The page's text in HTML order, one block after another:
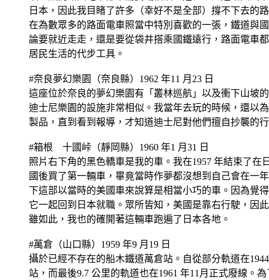
日本，因此我目睹了許多（幸好不是全部）撐不下去的
在為數眾多的路面電車照當中特別喜歡的一張，鐵道與
論要就近走走，還是要從袋井搭乘國鐵遠行，路面電車
居民生活的代步工具。
#奈良夢幻樂園（奈良縣）1962 年11 月23 日
這座位於奈良的夢幻樂園有「叢林巡航」以及衝下山坡
迪士尼樂園的設施非常相似。我當年去玩的時候，還以
製品，直到看到報導，才知道迪士尼對他們擅自抄襲的
#箱根 十國峠（靜岡縣）1960 年1 月31 日
照片右下角的黑色轎車是我的車。我在1957 年結束了在
國後買了第一輛車，畢竟當時作夢都沒想到自己會在一
下這部以當時的美國車來說算是相當小巧的車。因為覺
它一起回到日本就職。眾所皆知，美國是靠右行駛，因
雖如此，我也的確開著這輛車跑遍了日本各地。
#萬倉（山口縣）1959 年9 月19 日
攝於已經不存在的船木鐵道萬倉站。自從部分軌道在
站，而最後9.7 公里的軌道也在1961 年11月正式廢線。